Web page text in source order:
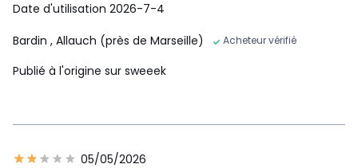
Date d'utilisation 2026-7-4
Bardin , Allauch (près de Marseille) Acheteur vérifié
Publié à l'origine sur sweeek
05/05/2026